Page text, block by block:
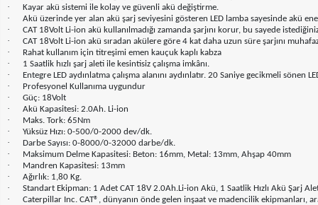
· Kayar akü sistemi ile kolay ve güvenli akü değiştirme.
· Akü üzerinde yer alan akü şarj seviyesini gösteren LED lamba sayesinde akü
· CAT 18Volt Li-ion akü kullanılmadığı zamanda şarjını korur, bu sayede
· CAT 18Volt Li-ion akü sıradan akülere göre 4 kat daha uzun süre şarjını
· Rahat kullanım için titreşimi emen kauçuk kaplı kabza
· 1 Saatlik hızlı şarj aleti ile kesintisiz çalışma imkânı.
· Entegre LED aydınlatma çalışma alanını aydınlatır. 20 Saniye gecikmeli sönen
· Profesyonel Kullanıma uygundur
· Güç: 18Volt
· Akü Kapasitesi: 2.0Ah. Li-ion
· Maks. Tork: 65Nm
· Yüksüz Hızı: 0-500/0-2000 dev/dk.
· Darbe Sayısı: 0-8000/0-32000 darbe/dk.
· Maksimum Delme Kapasitesi: Beton: 16mm, Metal: 13mm, Ahşap 40mm
· Mandren Kapasitesi: 13mm
· Ağırlık: 1,80 Kg.
· Standart Ekipman: 1 Adet CAT 18V 2.0Ah.Li-ion Akü, 1 Saatlik Hızlı Akü Şarj
·
Caterpillar Inc. CAT®, dünyanın önde gelen inşaat ve madencilik